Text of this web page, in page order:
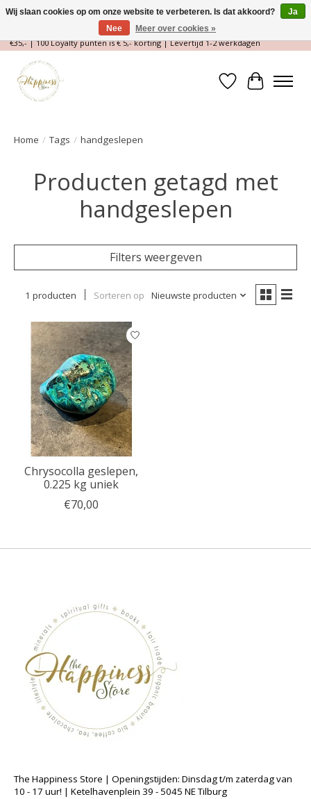
Magische Conceptstore, Edelstenen & Spirituele winkel | Gratis verzending >
€35,- | 100 Loyalty punten is € 5,- korting | Levertijd 1-2 werkdagen
Verlanglijst
Home / Tags / handgeslepen
Producten getagd met
handgeslepen
Filters weergeven
1 producten Sorteren op Nieuwste producten
Chrysocolla geslepen,
0.225 kg uniek
€70,00
The Happiness Store | Openingstijden: Dinsdag t/m zaterdag van
10 - 17 uur! | Ketelhavenplein 39 - 5045 NE Tilburg
Wij slaan cookies op om onze website te verbeteren. Is dat akkoord?
Ja
Nee
Meer over cookies »